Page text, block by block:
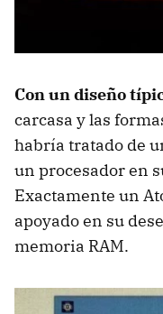
Con un diseño
carcasa y las
habría tratado de
un procesador en
Exactamente un
apoyado en su
memoria RAM.